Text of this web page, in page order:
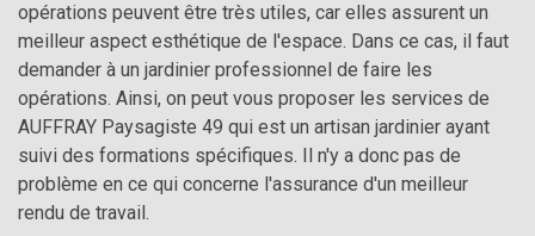
opérations peuvent être très utiles, car elles assurent un
meilleur aspect esthétique de l'espace. Dans ce cas, il faut
demander à un jardinier professionnel de faire les
opérations. Ainsi, on peut vous proposer les services de
AUFFRAY Paysagiste 49 qui est un artisan jardinier ayant
suivi des formations spécifiques. Il n'y a donc pas de
problème en ce qui concerne l'assurance d'un meilleur
rendu de travail.